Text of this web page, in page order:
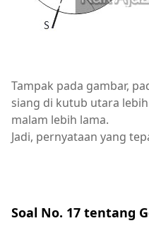
Tampak pada gambar,
siang di kutub utara
malam lebih lama.
Jadi, pernyataan yang
Soal No. 17 tentang